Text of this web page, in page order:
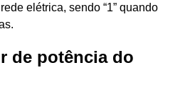
elétrica, sendo “1” quando
de potência do